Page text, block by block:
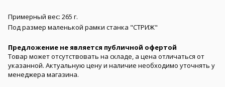
Примерный вес: 265 г.
Под размер маленькой рамки станка "СТРИЖ"
Предложение не является публичной офертой
Товар может отсутствовать на складе, а цена отличаться от
указанной. Актуальную цену и наличие необходимо уточнять у
менеджера магазина.